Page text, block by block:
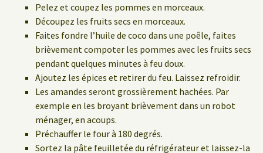
Pelez et coupez les pommes en morceaux.
Découpez les fruits secs en morceaux.
Faites fondre l’huile de coco dans une poêle, faites
brièvement compoter les pommes avec les fruits secs
pendant quelques minutes à feu doux.
Ajoutez les épices et retirer du feu. Laissez refroidir.
Les amandes seront grossièrement hachées. Par
exemple en les broyant brièvement dans un robot
ménager, en acoups.
Préchauffer le four à 180 degrés.
Sortez la pâte feuilletée du réfrigérateur et laissez-la